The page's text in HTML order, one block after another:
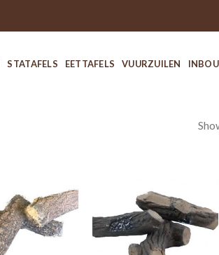
STATAFELS EETTAFELS VUURZUILEN